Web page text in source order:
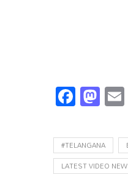
#TELANGANA
LATEST VIDEO